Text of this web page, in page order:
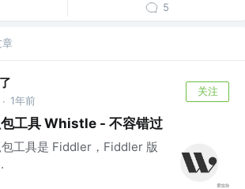
5
· 1年前
关注
工具 Whistle - 不容错过
工具是 Fiddler，Fiddler 版